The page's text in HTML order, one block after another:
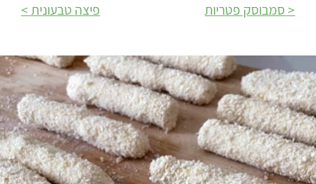
סמבוסק פטריות
פיצה טבעונית